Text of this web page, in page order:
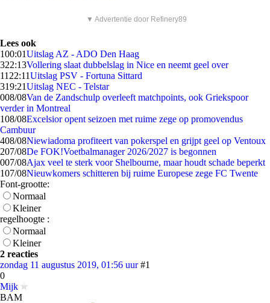
▼ Advertentie door Refinery89
Lees ook
100:01Uitslag AZ - ADO Den Haag
322:13Vollering slaat dubbelslag in Nice en neemt geel over
11 22:11Uitslag PSV - Fortuna Sittard
319:21Uitslag NEC - Telstar
008/08Van de Zandschulp overleeft matchpoints, ook Griekspoor
verder in Montreal
108/08Excelsior opent seizoen met ruime zege op promovendus
Cambuur
408/08Niewiadoma profiteert van pokerspel en grijpt geel op Ventoux
207/08De FOK!Voetbalmanager 2026/2027 is begonnen
007/08Ajax veel te sterk voor Shelbourne, maar houdt schade beperkt
107/08Nieuwkomers schitteren bij ruime Europese zege FC Twente
Font-grootte:
Normaal
Kleiner
regelhoogte :
Normaal
Kleiner
2 reacties
zondag 11 augustus 2019, 01:56 uur #1
0
Mijk
BAM